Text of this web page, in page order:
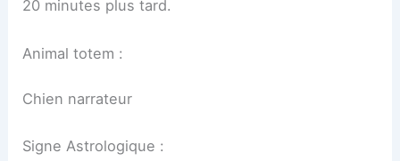
20 minutes plus tard.
Animal totem :
Chien narrateur
Signe Astrologique :